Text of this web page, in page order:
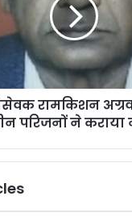
रामकिशन
परिजनों ने कराया